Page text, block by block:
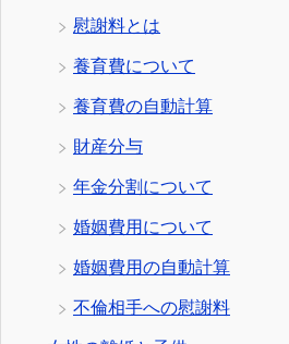
慰謝料とは
養育費について
養育費の自動計算
財産分与
年金分割について
婚姻費用について
婚姻費用の自動計算
不倫相手への慰謝料